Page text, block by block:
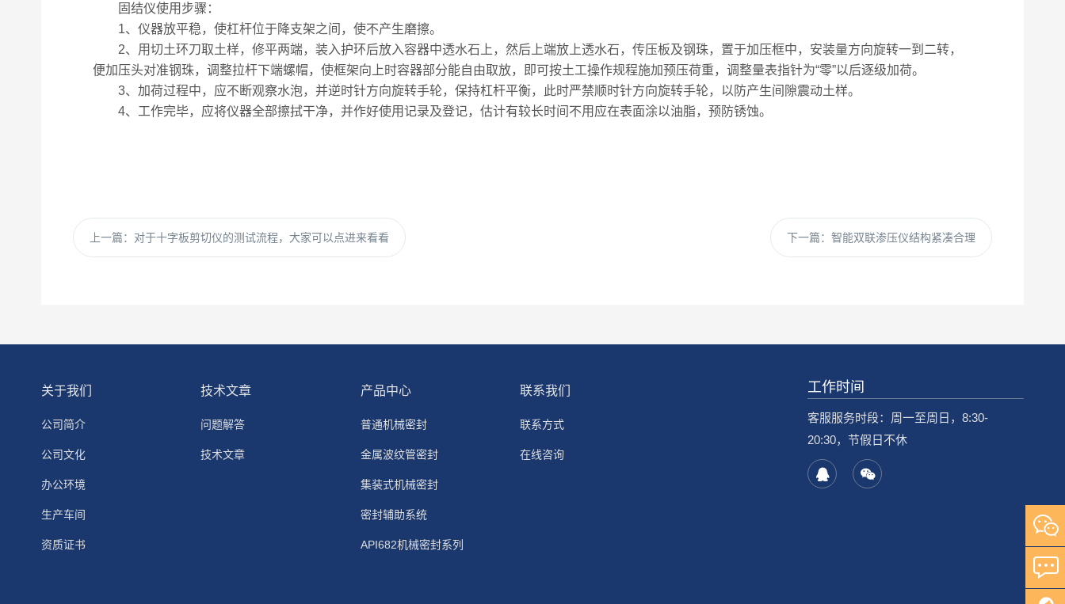
固结仪使用步骤：
1、仪器放平稳，使杠杆位于降支架之间，使不产生磨擦。
2、用切土环刀取土样，修平两端，装入护环后放入容器中透水石上，然后上端放上透水石，传压板及钢珠，置于加压框中，安装量方向旋转一到二转，
便加压头对准钢珠，调整拉杆下端螺帽，使框架向上时容器部分能自由取放，即可按土工操作规程施加预压荷重，调整量表指针为“零”以后逐级加荷。
3、加荷过程中，应不断观察水泡，并逆时针方向旋转手轮，保持杠杆平衡，此时严禁顺时针方向旋转手轮，以防产生间隙震动土样。
4、工作完毕，应将仪器全部擦拭干净，并作好使用记录及登记，估计有较长时间不用应在表面涂以油脂，预防锈蚀。
上一篇： 对于十字板剪切仪的测试流程，大家可以点进来看看 下一篇： 智能双联渗压仪结构紧凑合理
关于我们
公司简介
公司文化
办公环境
生产车间
资质证书
技术文章
问题解答
技术文章
产品中心
普通机械密封
金属波纹管密封
集装式机械密封
密封辅助系统
API682机械密封系列
联系我们
联系方式
在线咨询
工作时间
客服服务时段：周一至周日，8:30-
20:30，节假日不休